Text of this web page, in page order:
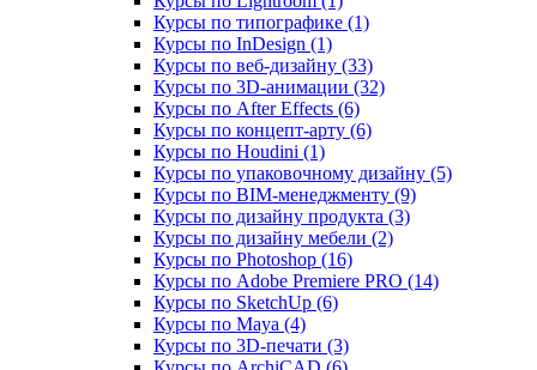
Курсы по типографике (1)
Курсы по InDesign (1)
Курсы по веб‑дизайну (33)
Курсы по 3D‑анимации (32)
Курсы по After Effects (6)
Курсы по концепт‑арту (6)
Курсы по Houdini (1)
Курсы по упаковочному дизайну (5)
Курсы по BIM‑менеджменту (9)
Курсы по дизайну продукта (3)
Курсы по дизайну мебели (2)
Курсы по Photoshop (16)
Курсы по Adobe Premiere PRO (14)
Курсы по SketchUp (6)
Курсы по Maya (4)
Курсы по 3D-печати (3)